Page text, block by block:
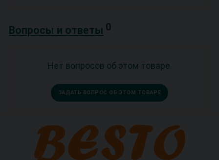
Вопросы и ответы 0
Нет вопросов об этом товаре.
ЗАДАТЬ ВОПРОС ОБ ЭТОМ ТОВАРЕ